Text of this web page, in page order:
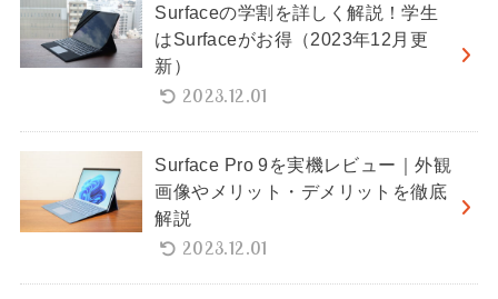
Surfaceの学割を詳しく解説！学生
はSurfaceがお得（2023年12月更
新）
2023.12.01
Surface Pro 9を実機レビュー｜外観
画像やメリット・デメリットを徹底
解説
2023.12.01